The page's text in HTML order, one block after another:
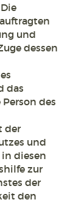
und
dessen
das
des
der
und
diesen
zur
der
den